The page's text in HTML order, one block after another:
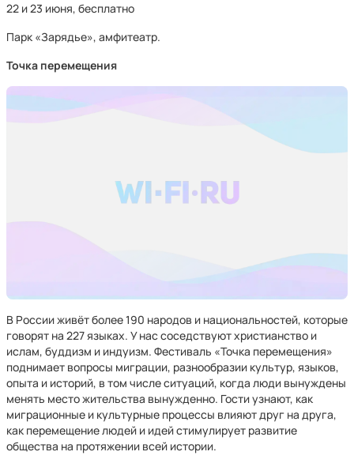
22 и 23 июня, бесплатно
Парк «Зарядье», амфитеатр.
Точка перемещения
В России живёт более 190 народов и национальностей, которые
говорят на 227 языках. У нас соседствуют христианство и
ислам, буддизм и индуизм. Фестиваль «Точка перемещения»
поднимает вопросы миграции, разнообразии культур, языков,
опыта и историй, в том числе ситуаций, когда люди вынуждены
менять место жительства вынужденно. Гости узнают, как
миграционные и культурные процессы влияют друг на друга,
как перемещение людей и идей стимулирует развитие
общества на протяжении всей истории.